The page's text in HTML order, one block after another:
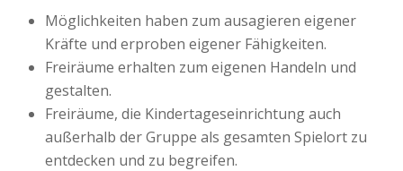
Möglichkeiten haben zum ausagieren eigener
Kräfte und erproben eigener Fähigkeiten.
Freiräume erhalten zum eigenen Handeln und
gestalten.
Freiräume, die Kindertageseinrichtung auch
außerhalb der Gruppe als gesamten Spielort zu
entdecken und zu begreifen.